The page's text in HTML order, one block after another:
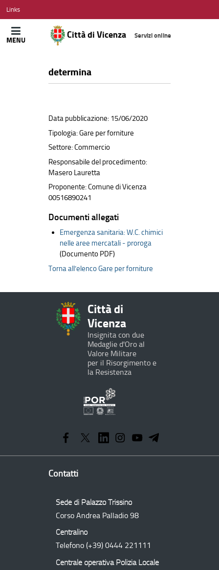
CITTÀ
DI
VICENZA
Links
Città di Vicenza Servizi online
MENU
determina
Data pubblicazione: 15/06/2020
Tipologia: Gare per forniture
Settore: Commercio
Responsabile del procedimento:
Masero Lauretta
Proponente: Comune di Vicenza
00516890241
Documenti allegati
Emergenza sanitaria: W.C. chimici
nelle aree mercatali - proroga
(Documento PDF)
Torna all’elenco Gare per forniture
Città di
Vicenza
Insignita con due
Medaglie d'Oro al
Valore Militare
per il Risorgimento e
la Resistenza
Operativo
Regionale
Contatti
Sede di Palazzo Trissino
Corso Andrea Palladio 98
Centralino
Telefono (+39) 0444 221111
Centrale operativa Polizia Locale